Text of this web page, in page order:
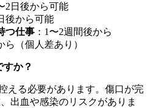
2日後から可能
後から可能
つ仕事 ：1〜2週間後から
ら（個人差あり）
すか？
える必要があります。傷口が完
出血や感染のリスクがありま